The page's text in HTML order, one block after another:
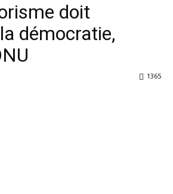
doit
démocratie,
1365